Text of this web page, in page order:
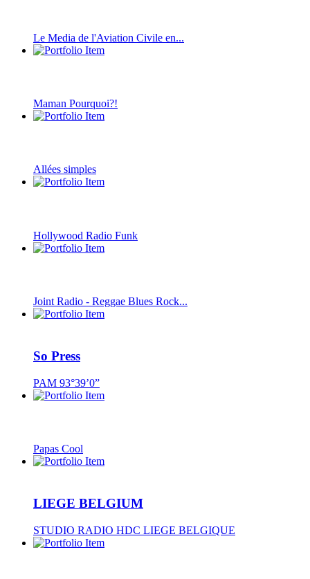
Le Media de l'Aviation Civile en...
Maman Pourquoi?!
Allées simples
Hollywood Radio Funk
Joint Radio - Reggae Blues Rock...
So Press
PAM 93°39’0”
Papas Cool
LIEGE BELGIUM
STUDIO RADIO HDC LIEGE BELGIQUE